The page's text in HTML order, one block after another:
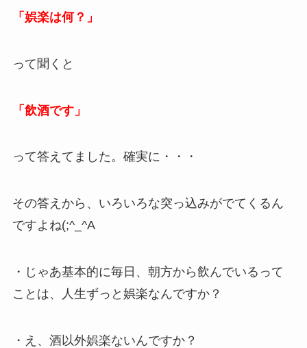
「娯楽は何？」
って聞くと
「飲酒です」
って答えてました。確実に・・・
その答えから、いろいろな突っ込みがでてくるん
ですよね(;^_^A
・じゃあ基本的に毎日、朝方から飲んでいるって
ことは、人生ずっと娯楽なんですか？
・え、酒以外娯楽ないんですか？